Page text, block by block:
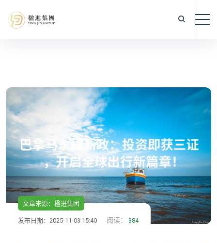
文章来源：楹进集团
发布日期：2025-11-03 15:40 阅读： 384